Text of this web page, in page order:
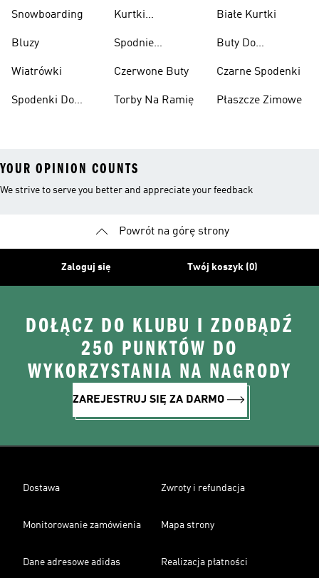
Snowboarding
Bluzy
Wiatrówki
Spodenki Do
Kurtki
Spodnie
Czerwone Buty
Torby Na Ramię
Ciężarów
Białe Kurtki
Buty Do
Czarne Spodenki
Płaszcze Zimowe
YOUR OPINION COUNTS
We strive to serve you better and appreciate your feedback
Powrót na górę strony
Zaloguj się Twój koszyk (0)
DOŁĄCZ DO KLUBU I ZDOBĄDŹ
250 PUNKTÓW DO
WYKORZYSTANIA NA NAGRODY
ZAREJESTRUJ SIĘ ZA DARMO
Dostawa Zwroty i refundacja
Monitorowanie zamówienia Mapa strony
Dane adresowe adidas Realizacja płatności